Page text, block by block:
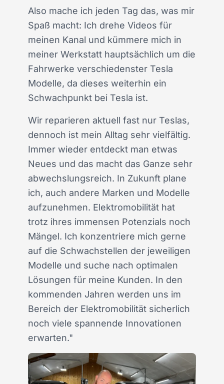
Also mache ich jeden Tag das, was mir
Spaß macht: Ich drehe Videos für
meinen Kanal und kümmere mich in
meiner Werkstatt hauptsächlich um die
Fahrwerke verschiedenster Tesla
Modelle, da dieses weiterhin ein
Schwachpunkt bei Tesla ist.
Wir reparieren aktuell fast nur Teslas,
dennoch ist mein Alltag sehr vielfältig.
Immer wieder entdeckt man etwas
Neues und das macht das Ganze sehr
abwechslungsreich. In Zukunft plane
ich, auch andere Marken und Modelle
aufzunehmen. Elektromobilität hat
trotz ihres immensen Potenzials noch
Mängel. Ich konzentriere mich gerne
auf die Schwachstellen der jeweiligen
Modelle und suche nach optimalen
Lösungen für meine Kunden. In den
kommenden Jahren werden uns im
Bereich der Elektromobilität sicherlich
noch viele spannende Innovationen
erwarten."